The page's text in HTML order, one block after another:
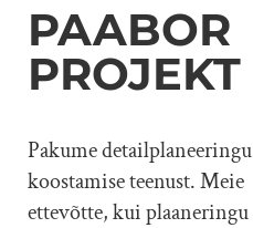
PAABOR
PROJEKT
Pakume detailplaneeringu
koostamise teenust. Meie
ettevõtte, kui plaaneringu